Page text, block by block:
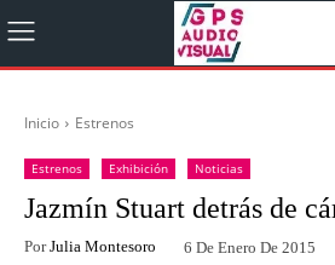
Inicio Estrenos
Estrenos Exhibición Noticias
Jazmín Stuart detrás de
Por Julia Montesoro 6 De Enero De 2015